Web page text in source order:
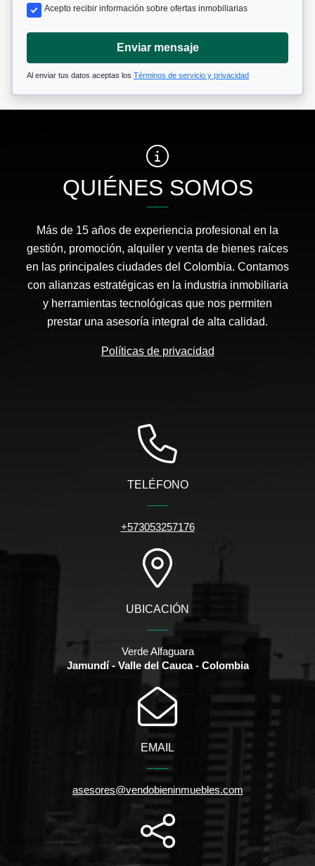
Acepto recibir información sobre ofertas inmobiliarias
Enviar mensaje
Al enviar tus datos aceptas los Términos de servicio y privacidad
QUIÉNES SOMOS
Más de 15 años de experiencia profesional en la
gestión, promoción, alquiler y venta de bienes raíces
en las principales ciudades del Colombia. Contamos
con alianzas estratégicas en la industria inmobiliaria
y herramientas tecnológicas que nos permiten
prestar una asesoría integral de alta calidad.
Políticas de privacidad
TELÉFONO
+573053257176
UBICACIÓN
Verde Alfaguara
Jamundí - Valle del Cauca - Colombia
EMAIL
asesores@vendobieninmuebles.com